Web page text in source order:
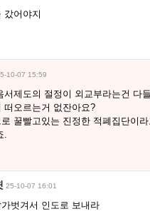
갔어야지
10-07 15:59
서제도의 절정이 외교부라는건 다
떠오르는거 없잔아요?
꿀빨고있는 진정한 적폐집단이
25-10-07 16:01
벗겨서 인도로 보내라